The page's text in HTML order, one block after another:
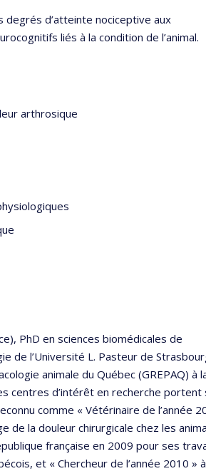
d’atteinte nociceptive aux
liés à la condition de l’animal.
arthrosique
PhD en sciences biomédicales de
de l’Université L. Pasteur de
animale du Québec (GREPAQ) à
centres d’intérêt en recherche portent
comme « Vétérinaire de l’année
de la douleur chirurgicale chez les
française en 2009 pour ses
et « Chercheur de l’année 2010 »